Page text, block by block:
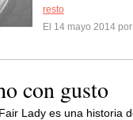
resto
El 14 mayo 2014 por
con gusto
Lady es una historia